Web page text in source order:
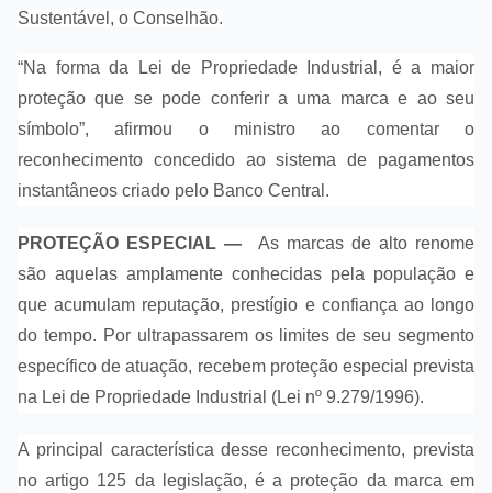
Sustentável, o Conselhão.
“Na forma da Lei de Propriedade Industrial, é a maior
proteção que se pode conferir a uma marca e ao seu
símbolo”, afirmou o ministro ao comentar o
reconhecimento concedido ao sistema de pagamentos
instantâneos criado pelo Banco Central.
PROTEÇÃO ESPECIAL —
As marcas de alto renome
são aquelas amplamente conhecidas pela população e
que acumulam reputação, prestígio e confiança ao longo
do tempo. Por ultrapassarem os limites de seu segmento
específico de atuação, recebem proteção especial prevista
na Lei de Propriedade Industrial (Lei nº 9.279/1996).
A principal característica desse reconhecimento, prevista
no artigo 125 da legislação, é a proteção da marca em